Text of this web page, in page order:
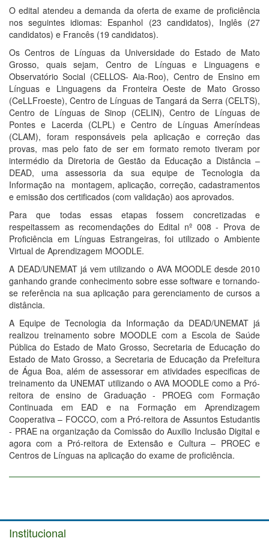
O edital atendeu a demanda da oferta de exame de proficiência
nos seguintes idiomas: Espanhol (23 candidatos), Inglês (27
candidatos) e Francês (19 candidatos).
Os Centros de Línguas da Universidade do Estado de Mato
Grosso, quais sejam, Centro de Línguas e Linguagens e
Observatório Social (CELLOS- Aia-Roo), Centro de Ensino em
Línguas e Linguagens da Fronteira Oeste de Mato Grosso
(CeLLFroeste), Centro de Línguas de Tangará da Serra (CELTS),
Centro de Línguas de Sinop (CELIN), Centro de Línguas de
Pontes e Lacerda (CLPL) e Centro de Línguas Ameríndeas
(CLAM), foram responsáveis pela aplicação e correção das
provas, mas pelo fato de ser em formato remoto tiveram por
intermédio da Diretoria de Gestão da Educação a Distância –
DEAD, uma assessoria da sua equipe de Tecnologia da
Informação na montagem, aplicação, correção, cadastramentos
e emissão dos certificados (com validação) aos aprovados.
Para que todas essas etapas fossem concretizadas e
respeitassem as recomendações do Edital nº 008 - Prova de
Proficiência em Línguas Estrangeiras, foi utilizado o Ambiente
Virtual de Aprendizagem MOODLE.
A DEAD/UNEMAT já vem utilizando o AVA MOODLE desde 2010
ganhando grande conhecimento sobre esse software e tornando-
se referência na sua aplicação para gerenciamento de cursos a
distância.
A Equipe de Tecnologia da Informação da DEAD/UNEMAT já
realizou treinamento sobre MOODLE com a Escola de Saúde
Pública do Estado de Mato Grosso, Secretaria de Educação do
Estado de Mato Grosso, a Secretaria de Educação da Prefeitura
de Água Boa, além de assessorar em atividades especificas de
treinamento da UNEMAT utilizando o AVA MOODLE como a Pró-
reitora de ensino de Graduação - PROEG com Formação
Continuada em EAD e na Formação em Aprendizagem
Cooperativa – FOCCO, com a Pró-reitora de Assuntos Estudantis
- PRAE na organização da Comissão do Auxilio Inclusão Digital e
agora com a Pró-reitora de Extensão e Cultura – PROEC e
Centros de Línguas na aplicação do exame de proficiência.
Institucional